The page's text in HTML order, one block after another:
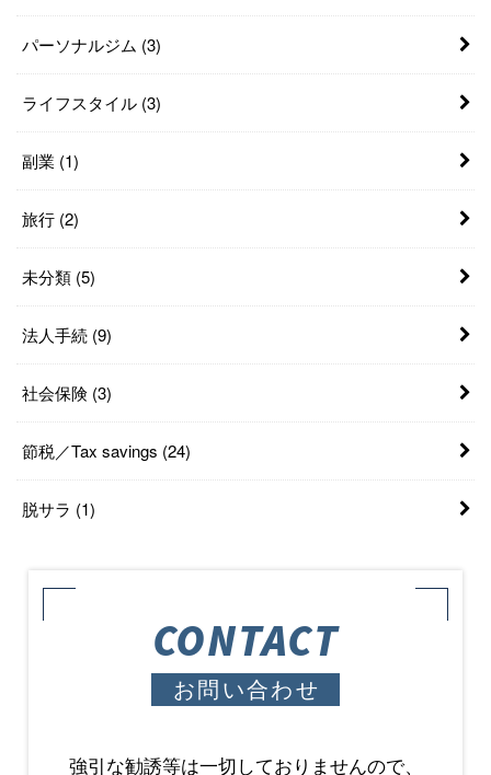
パーソナルジム (3)
ライフスタイル (3)
副業 (1)
旅行 (2)
未分類 (5)
法人手続 (9)
社会保険 (3)
節税／Tax savings (24)
脱サラ (1)
CONTACT
お問い合わせ
強引な勧誘等は一切しておりませんので、